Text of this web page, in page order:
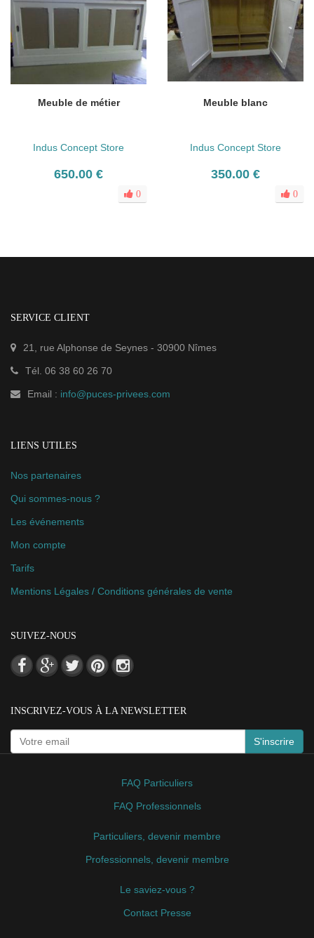
Meuble de métier
Indus Concept Store
650.00 €
0
Meuble blanc
Indus Concept Store
350.00 €
0
SERVICE CLIENT
21, rue Alphonse de Seynes - 30900 Nîmes
Tél. 06 38 60 26 70
Email : info@puces-privees.com
LIENS UTILES
Nos partenaires
Qui sommes-nous ?
Les événements
Mon compte
Tarifs
Mentions Légales / Conditions générales de vente
SUIVEZ-NOUS
INSCRIVEZ-VOUS À LA NEWSLETTER
S'inscrire
FAQ Particuliers
FAQ Professionnels
Particuliers, devenir membre
Professionnels, devenir membre
Le saviez-vous ?
Contact Presse